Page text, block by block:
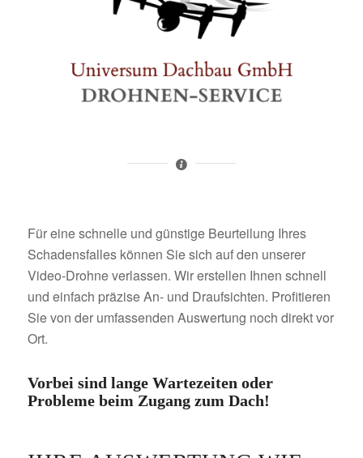
Für eine schnelle und günstige Beurteilung Ihres
Schadensfalles können Sie sich auf den unserer
Video-Drohne verlassen. Wir erstellen Ihnen schnell
und einfach präzise An- und Draufsichten. Profitieren
Sie von der umfassenden Auswertung noch direkt vor
Ort.
Vorbei sind lange Wartezeiten oder
Probleme beim Zugang zum Dach!